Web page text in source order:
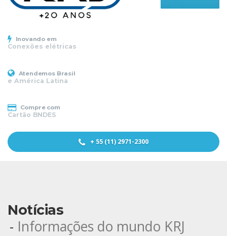
Inovando em
Conexões elétricas
Atendemos Brasil
e América Latina
Compre com
Cartão BNDES
+ 55 (11) 2971-2300
Notícias
Informações do mundo KRJ